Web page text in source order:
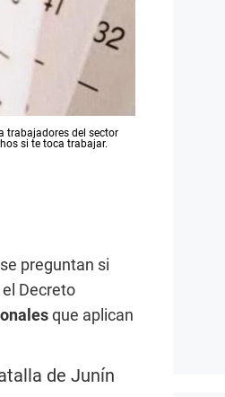
trabajadores del sector
si te toca trabajar.
preguntan si
Decreto
que aplican
de Junín